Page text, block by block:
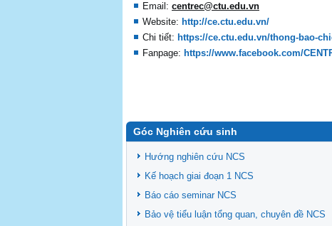
Email: centrec@ctu.edu.vn
Website: http://ce.ctu.edu.vn/
Chi tiết: https://ce.ctu.edu.vn/thong-bao-
Fanpage: https://www.facebook.com/
Góc Nghiên cứu sinh
Hướng nghiên cứu NCS
Kế hoạch giai đoạn 1 NCS
Báo cáo seminar NCS
Bảo vệ tiểu luận tổng quan, chuyên đề NCS